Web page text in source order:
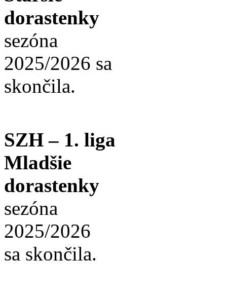
dorastenky
sezóna
2025/2026 sa
skončila.
SZH – 1. liga
Mladšie
dorastenky
sezóna
2025/2026
sa skončila.